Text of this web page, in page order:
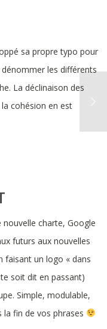
sa propre typo pour
les différents
La déclinaison des
cohésion en est
charte, Google
futurs aux nouvelles
faisant un logo « dans
soit dit en passant)
Simple, modulable,
fin de vos phrases